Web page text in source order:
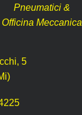
Pneumatici &
Officina Meccanica
5